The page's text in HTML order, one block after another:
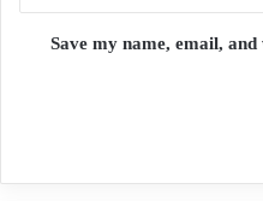
Save my name, email,